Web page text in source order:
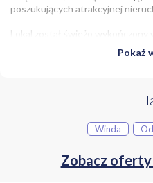
poszukujących atrakcyjnej
Lokal został świeżo wykończony
dbałością o detale oraz
wnętrzu wyjątkowy charakter.
Wszystkie elementy są nowe i
Mieszkanie posiada wydzielony
optymalnie wykorzystując
przemyślany tak, aby łączyć
Pokaż
Winda
Zobacz